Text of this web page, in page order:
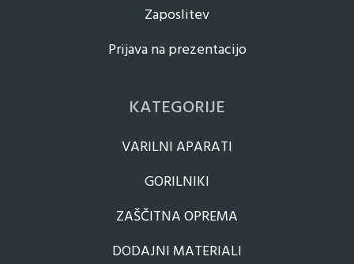
Zaposlitev
Prijava na prezentacijo
KATEGORIJE
VARILNI APARATI
GORILNIKI
ZAŠČITNA OPREMA
DODAJNI MATERIALI